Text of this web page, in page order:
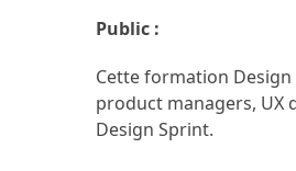
Public :
Cette formation Design
product managers, UX
Design Sprint.